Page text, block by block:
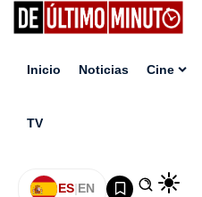
Inicio Noticias Cine
TV
ES|EN